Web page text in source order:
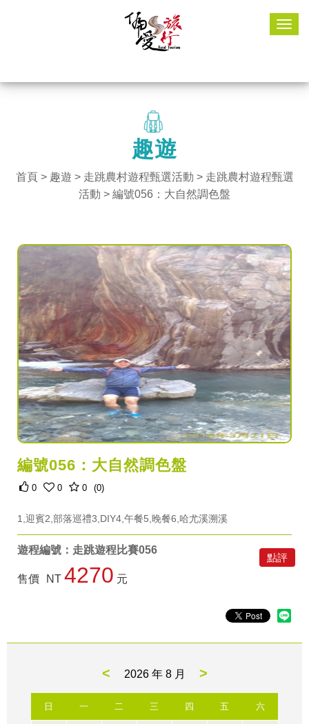
趣遊
首頁> 趣遊 > 走跳農村遊程甄選活動 > 走跳農村遊程甄選
活動 > 編號056：大自然調色盤
編號056：大自然調色盤
0 0 0 (0)
1,迎賓2,部落巡禮3,DIY4,午餐5,晚餐6,哈尤溪溯溪
點評
遊程編號：走跳遊程比賽056
售價 NT 4270 元
< 2026 年 8 月 >
日 一 二 三 四 五 六